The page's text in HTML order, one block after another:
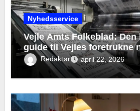
Nyhedsservice
Vejle Amts Folkeblad: Den
guide til Vejles foretrukne
Redaktør april 22, 2026